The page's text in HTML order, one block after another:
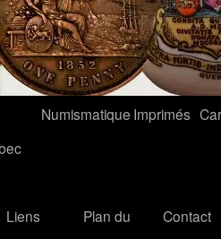
Numismatique Imprimés
Liens
Plan du
Contact